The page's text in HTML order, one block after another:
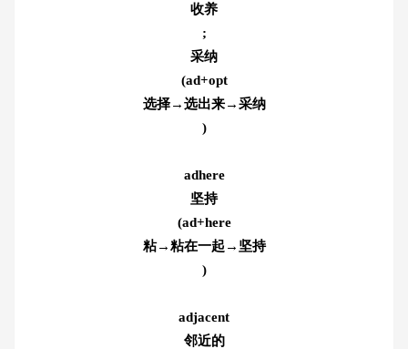
收养
;
采纳
(ad+opt
选择→选出来→采纳
)
adhere
坚持
(ad+here
粘→粘在一起→坚持
)
adjacent
邻近的